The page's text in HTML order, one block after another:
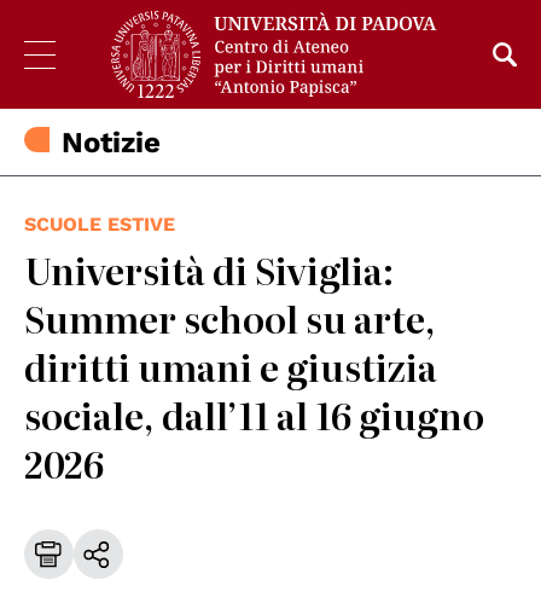
Notizie
SCUOLE ESTIVE
Università di Siviglia:
Summer school su arte,
diritti umani e giustizia
sociale, dall’11 al 16 giugno
2026